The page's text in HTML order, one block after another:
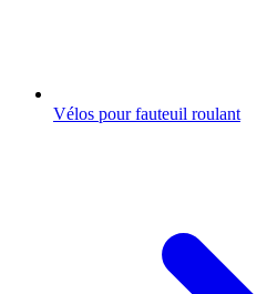
Vélos pour fauteuil roulant